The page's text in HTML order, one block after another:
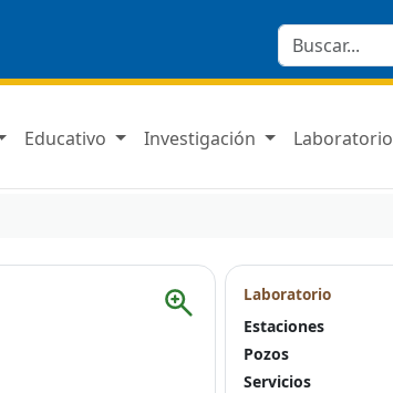
Educativo Investigación Laboratorio
Laboratorio
Estaciones
Pozos
Servicios